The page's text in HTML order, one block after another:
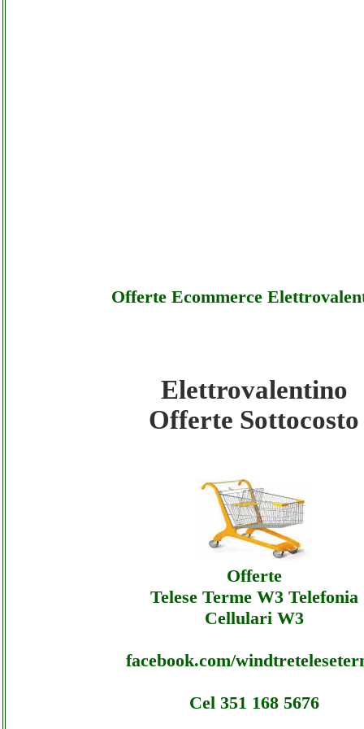
Offerte Ecommerce
Elettrovalentino - Offerte Ecommerce
Elettrovalentino - Offerte Ecommerce
Elettrovalentino - Offerte Ecommerce
Elettrovalentino
Offerte Sottocosto
Offerte
Telese Terme W3 Telefonia
Cellulari W3
facebook.com/
Cel 351 168 5676